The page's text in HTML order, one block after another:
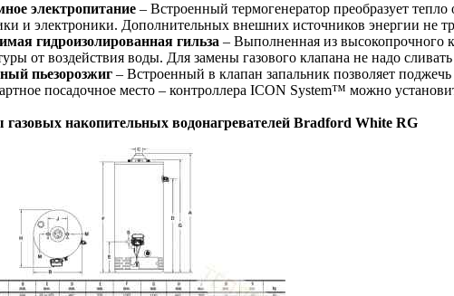
электропитание – Встроенный термогенератор преобразует
и электроники. Дополнительных внешних источников энергии не
гидроизолированная гильза – Выполненная из высокопрочного
от воздействия воды. Для замены газового клапана не надо сливать
пьезорозжиг – Встроенный в клапан запальник позволяет
посадочное место – контроллера ICON System™ можно
газовых накопительных водонагревателей Bradford White RG